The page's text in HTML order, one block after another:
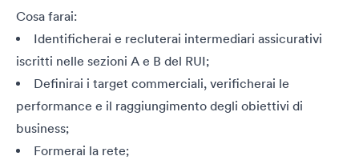
Cosa farai:
Identificherai e recluterai intermediari assicurativi
iscritti nelle sezioni A e B del RUI;
Definirai i target commerciali, verificherai le
performance e il raggiungimento degli obiettivi di
business;
Formerai la rete;